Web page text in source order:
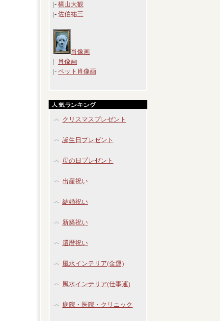
|- 横山大観
|- 佐伯祐三
肖像画
|- 肖像画
|- ペット肖像画
クリスマスプレゼント
誕生日プレゼント
母の日プレゼント
出産祝い
結婚祝い
新築祝い
還暦祝い
風水インテリア(金運)
風水インテリア(仕事運)
病院・医院・クリニック